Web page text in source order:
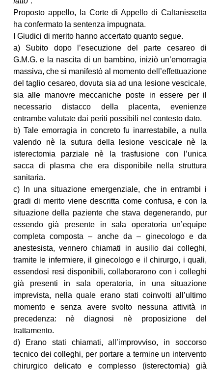
Proposto appello, la Corte di Appello di Caltanissetta
ha confermato la sentenza impugnata.
I Giudici di merito hanno accertato quanto segue.
a) Subito dopo l’esecuzione del parte cesareo di
G.M.G. e la nascita di un bambino, iniziò un’emorragia
massiva, che si manifestò al momento dell’effettuazione
del taglio cesareo, dovuta sia ad una lesione vescicale,
sia alle manovre meccaniche poste in essere per il
necessario distacco della placenta, evenienze
entrambe valutate dai periti possibili nel contesto dato.
b) Tale emorragia in concreto fu inarrestabile, a nulla
valendo nè la sutura della lesione vescicale nè la
isterectomia parziale nè la trasfusione con l’unica
sacca di plasma che era disponibile nella struttura
sanitaria.
c) In una situazione emergenziale, che in entrambi i
gradi di merito viene descritta come confusa, e con la
situazione della paziente che stava degenerando, pur
essendo già presente in sala operatoria un’equipe
completa composta – anche da – ginecologo e da
anestesista, vennero chiamati in ausilio dai colleghi,
tramite le infermiere, il ginecologo e il chirurgo, i quali,
essendosi resi disponibili, collaborarono con i colleghi
già presenti in sala operatoria, in una situazione
imprevista, nella quale erano stati coinvolti all’ultimo
momento e senza avere svolto nessuna attività in
precedenza: nè diagnosi nè proposizione del
trattamento.
d) Erano stati chiamati, all’improvviso, in soccorso
tecnico dei colleghi, per portare a termine un intervento
chirurgico delicato e complesso (isterectomia) già